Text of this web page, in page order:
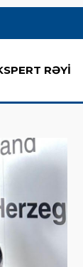
RƏYİ